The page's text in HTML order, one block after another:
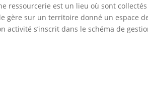
ressourcerie est un lieu où sont
gère sur un territoire donné un espace
activité s’inscrit dans le schéma de